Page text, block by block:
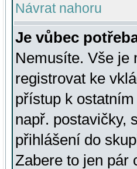
Návrat nahoru
Je vůbec
Nemusíte. Vše je
registrovat ke
přístup k
např. postavičky,
přihlášení do
Zabere to jen pár